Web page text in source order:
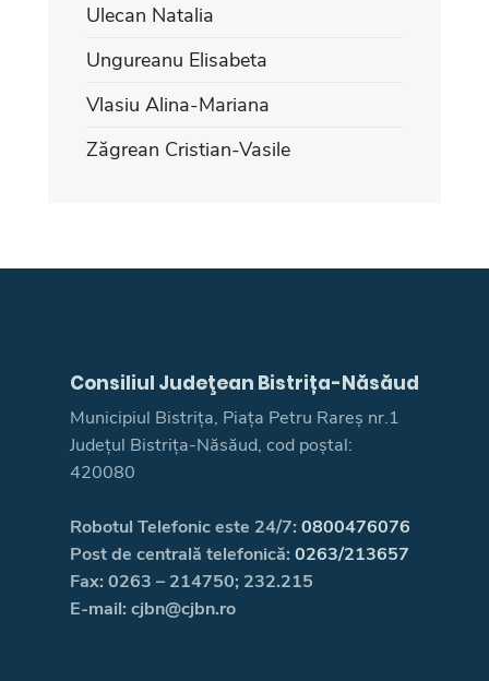
Ulecan Natalia
Ungureanu Elisabeta
Vlasiu Alina-Mariana
Zăgrean Cristian-Vasile
Consiliul Judeţean Bistrița-Năsăud
Municipiul Bistrița, Piața Petru Rareș nr.1
Județul Bistrița-Năsăud, cod poștal:
420080
Robotul Telefonic este 24/7: 0800476076
Post de centrală telefonică: 0263/213657
Fax: 0263 – 214750; 232.215
E-mail: cjbn@cjbn.ro